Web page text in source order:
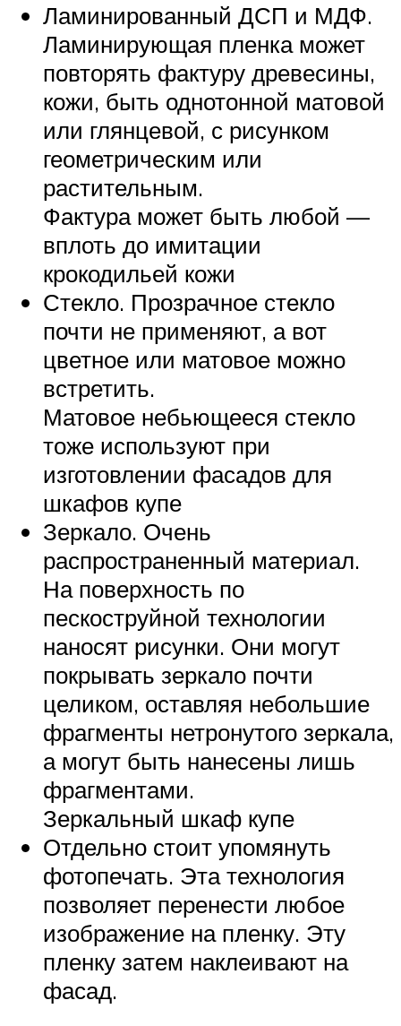
Ламинированный ДСП и МДФ.
Ламинирующая пленка может
повторять фактуру древесины,
кожи, быть однотонной матовой
или глянцевой, с рисунком
геометрическим или
растительным.
Фактура может быть любой —
вплоть до имитации
крокодильей кожи
Стекло. Прозрачное стекло
почти не применяют, а вот
цветное или матовое можно
встретить.
Матовое небьющееся стекло
тоже используют при
изготовлении фасадов для
шкафов купе
Зеркало. Очень
распространенный материал.
На поверхность по
пескоструйной технологии
наносят рисунки. Они могут
покрывать зеркало почти
целиком, оставляя небольшие
фрагменты нетронутого зеркала,
а могут быть нанесены лишь
фрагментами.
Зеркальный шкаф купе
Отдельно стоит упомянуть
фотопечать. Эта технология
позволяет перенести любое
изображение на пленку. Эту
пленку затем наклеивают на
фасад.